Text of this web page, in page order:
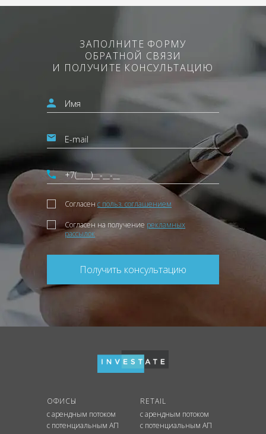
ЗАПОЛНИТЕ ФОРМУ
ОБРАТНОЙ СВЯЗИ
И ПОЛУЧИТЕ КОНСУЛЬТАЦИЮ
Согласен с польз. соглашением
Согласен на получение рекламных
рассылок
Получить консультацию
ОФИСЫ
с арендным потоком
с потенциальным АП
RETAIL
с арендным потоком
с потенциальным АП